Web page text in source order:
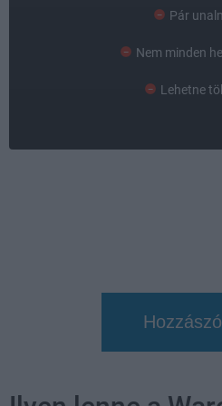
Pár
Nem minden
Lehetne